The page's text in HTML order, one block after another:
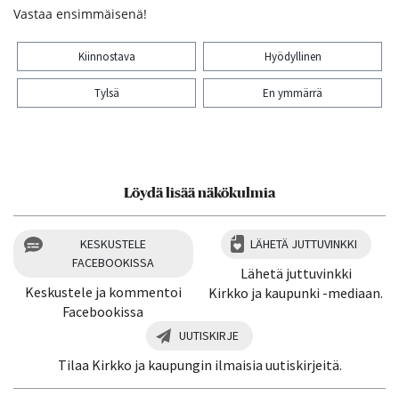
Vastaa ensimmäisenä!
Kiinnostava Hyödyllinen
Tylsä En ymmärrä
Löydä lisää näkökulmia
KESKUSTELE
FACEBOOKISSA
Keskustele ja kommentoi
Facebookissa
LÄHETÄ JUTTUVINKKI
Lähetä juttuvinkki
Kirkko ja kaupunki -mediaan.
UUTISKIRJE
Tilaa Kirkko ja kaupungin ilmaisia uutiskirjeitä.